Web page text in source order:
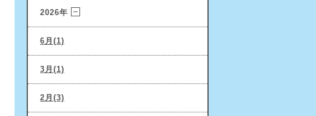
2026年
6月(1)
3月(1)
2月(3)